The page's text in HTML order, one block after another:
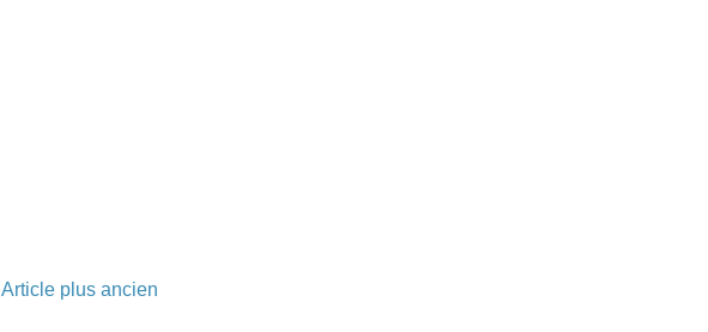
Article plus ancien